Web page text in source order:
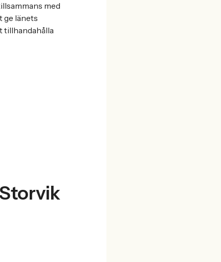
med
ge länets
tillhandahålla